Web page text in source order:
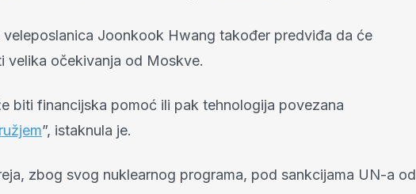
veleposlanica Joonkook Hwang također predviđa da će
velika očekivanja od Moskve.
biti financijska pomoć ili pak tehnologija povezana
”, istaknula je.
zbog svog nuklearnog programa, pod sankcijama UN-a od